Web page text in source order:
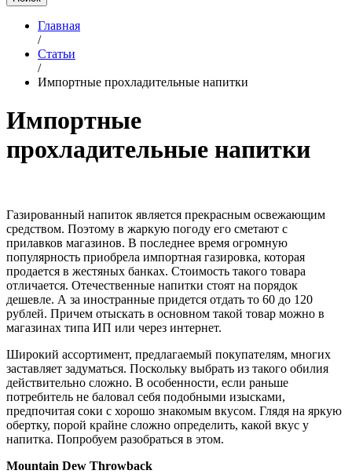
Главная
/
Статьи
/
Импортные прохладительные напитки
Импортные
прохладительные напитки
Газированный напиток является прекрасным освежающим
средством. Поэтому в жаркую погоду его сметают с
прилавков магазинов. В последнее время огромную
популярность приобрела импортная газировка, которая
продается в жестяных банках. Стоимость такого товара
отличается. Отечественные напитки стоят на порядок
дешевле. А за иностранные придется отдать то 60 до 120
рублей. Причем отыскать в основном такой товар можно в
магазинах типа ИП или через интернет.
Широкий ассортимент, предлагаемый покупателям, многих
заставляет задуматься. Поскольку выбрать из такого обилия
действительно сложно. В особенности, если раньше
потребитель не баловал себя подобными изысками,
предпочитая соки с хорошо знакомым вкусом. Глядя на яркую
обертку, порой крайне сложно определить, какой вкус у
напитка. Попробуем разобраться в этом.
Mountain Dew Throwback